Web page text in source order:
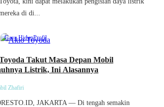
di di...
Gaya HidupProfil
Takut Masa Depan Mobil
Listrik, Ini Alasannya
Zhafiri
JAKARTA — Di tengah semakin